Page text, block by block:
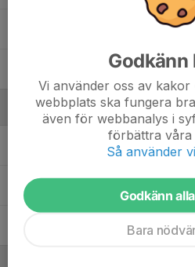
Sigrid Kullingsjö
Ledare
Jakob Pohorely Weimers
Johan NimmermarkLedare
Godkänn
Vi använder oss av
webbplats ska fungera
även för webbanalys i
förbättra våra
Så använder
Godkänn
Bara